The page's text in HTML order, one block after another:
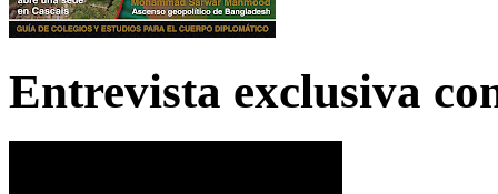
Entrevista exclusiva